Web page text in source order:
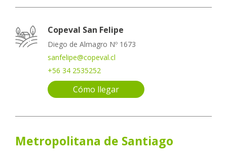
Copeval San Felipe
Diego de Almagro Nº 1673
sanfelipe@copeval.cl
+56 34 2535252
Cómo llegar
Metropolitana de Santiago